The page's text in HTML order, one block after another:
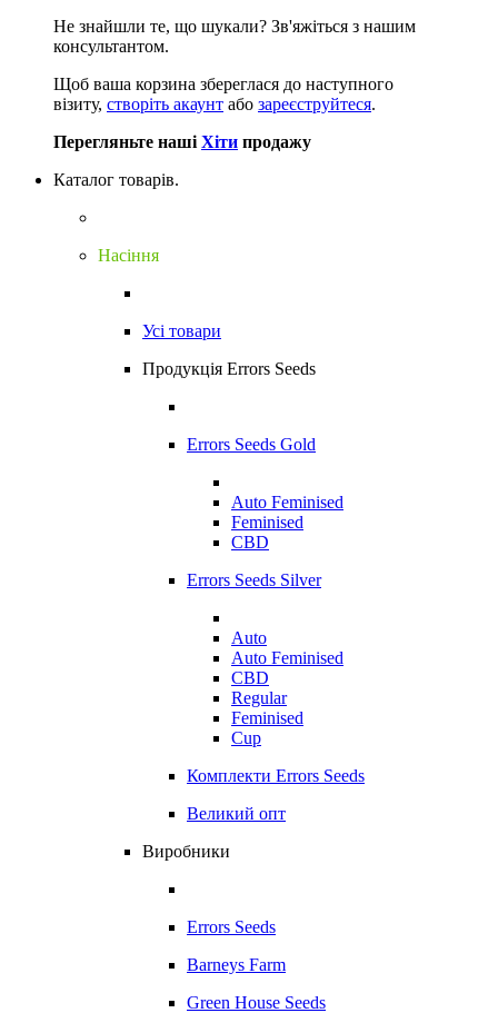
Не знайшли те, що шукали? Зв'яжіться з нашим
консультантом.
Щоб ваша корзина збереглася до наступного
візиту, створіть акаунт або зареєструйтеся.
Перегляньте наші Хіти продажу
Каталог товарів.
Насіння
Усі товари
Продукція Errors Seeds
Errors Seeds Gold
Auto Feminised
Feminised
CBD
Errors Seeds Silver
Auto
Auto Feminised
CBD
Regular
Feminised
Cup
Комплекти Errors Seeds
Великий опт
Виробники
Errors Seeds
Barneys Farm
Green House Seeds